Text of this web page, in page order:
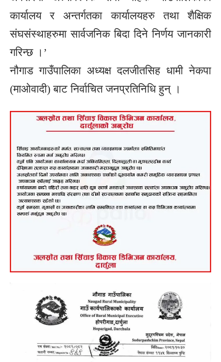
कार्यालय र अन्तर्गतका कार्यालयहरु तथा शैक्षिक
संघसंस्थाहरुमा सार्वजनिक बिदा दिने निर्णय जानकारी
गरिन्छ ।’
नौगाड गाउँपालिका अध्यक्ष दलजीतसिह धामी नेकपा
(माओवादी) बाट निर्वाचित जनप्रतिनिधि हुन् ।